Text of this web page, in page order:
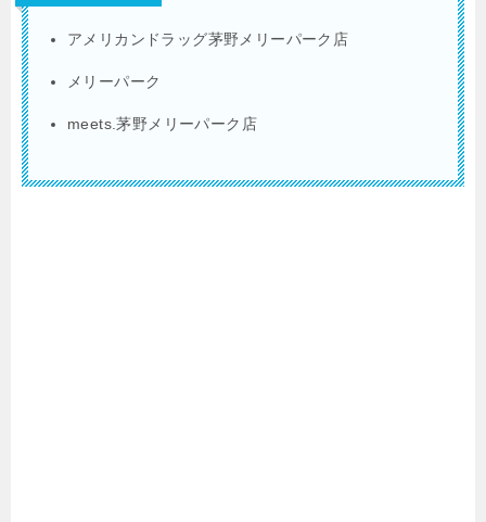
アメリカンドラッグ茅野メリーパーク店
メリーパーク
meets.茅野メリーパーク店